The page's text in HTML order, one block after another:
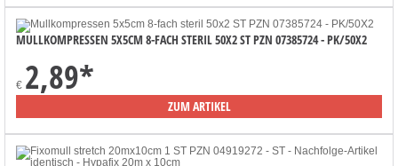
MULLKOMPRESSEN 5X5CM 8-FACH STERIL 50X2 ST PZN 07385724 - PK/50X2
€ 2,89*
ZUM ARTIKEL